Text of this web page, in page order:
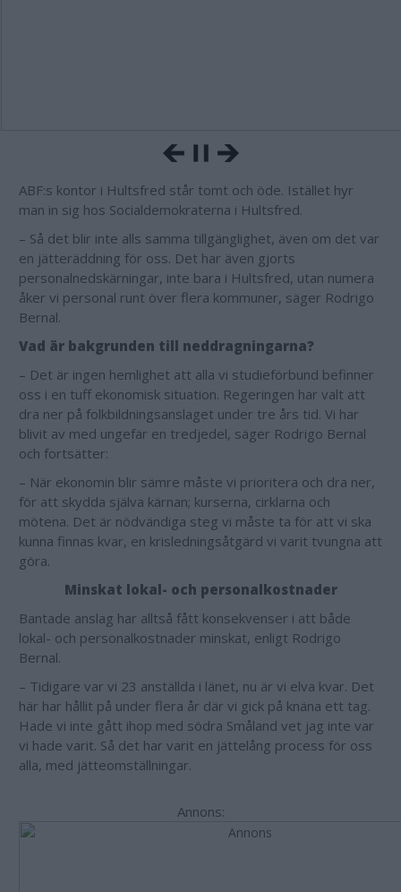
ABF:s kontor i Hultsfred står tomt och öde. Istället hyr
man in sig hos Socialdemokraterna i Hultsfred.
– Så det blir inte alls samma tillgänglighet, även om det var
en jätteräddning för oss. Det har även gjorts
personalnedskärningar, inte bara i Hultsfred, utan numera
åker vi personal runt över flera kommuner, säger Rodrigo
Bernal.
Vad är bakgrunden till neddragningarna?
– Det är ingen hemlighet att alla vi studieförbund befinner
oss i en tuff ekonomisk situation. Regeringen har valt att
dra ner på folkbildningsanslaget under tre års tid. Vi har
blivit av med ungefär en tredjedel, säger Rodrigo Bernal
och fortsätter:
– När ekonomin blir sämre måste vi prioritera och dra ner,
för att skydda själva kärnan; kurserna, cirklarna och
mötena. Det är nödvändiga steg vi måste ta för att vi ska
kunna finnas kvar, en krisledningsåtgärd vi varit tvungna att
göra.
Minskat lokal- och personalkostnader
Bantade anslag har alltså fått konsekvenser i att både
lokal- och personalkostnader minskat, enligt Rodrigo
Bernal.
– Tidigare var vi 23 anställda i länet, nu är vi elva kvar. Det
här har hållit på under flera år där vi gick på knäna ett tag.
Hade vi inte gått ihop med södra Småland vet jag inte var
vi hade varit. Så det har varit en jättelång process för oss
alla, med jätteomställningar.
Annons: